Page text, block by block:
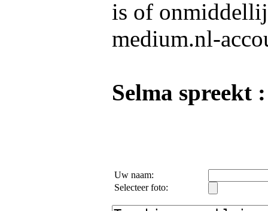
is of
medium.nl-
Selma spreekt :
Uw naam:
Selecteer foto: